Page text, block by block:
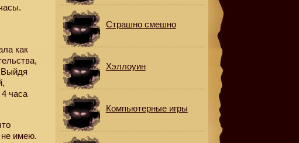
как
Выйдя
часа
имею.
Страшно смешно
Хэллоуин
Компьютерные игры